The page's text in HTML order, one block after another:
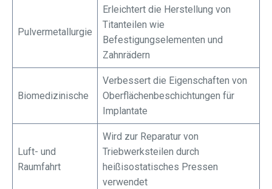
Pulvermetallurgie
Erleichtert die Herstellung von
Titanteilen wie
Befestigungselementen und
Zahnrädern
Biomedizinische
Verbessert die Eigenschaften von
Oberflächenbeschichtungen für
Implantate
Luft- und
Raumfahrt
Wird zur Reparatur von
Triebwerksteilen durch
heißisostatisches Pressen
verwendet